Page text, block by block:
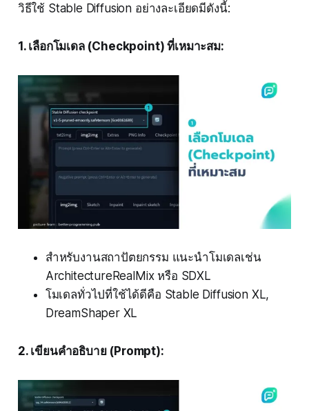
วิธีใช้ Stable Diffusion อย่างละเอียดมีดังนี้:
1. เลือกโมเดล (Checkpoint) ที่เหมาะสม:
สำหรับงานสถาปัตยกรรม แนะนำโมเดลเช่น
ArchitectureRealMix หรือ SDXL
โมเดลทั่วไปที่ใช้ได้ดีคือ Stable Diffusion XL,
DreamShaper XL
2. เขียนคำอธิบาย (Prompt):